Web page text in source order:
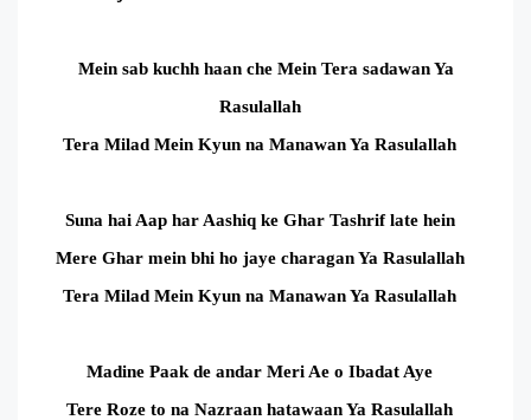
Mein sab kuchh haan che Mein Tera sadawan Ya
Rasulallah
Tera Milad Mein Kyun na Manawan Ya Rasulallah
Suna hai Aap har Aashiq ke Ghar Tashrif late hein
Mere Ghar mein bhi ho jaye charagan Ya Rasulallah
Tera Milad Mein Kyun na Manawan Ya Rasulallah
Madine Paak de andar Meri Ae o Ibadat Aye
Tere Roze to na Nazraan hatawaan Ya Rasulallah